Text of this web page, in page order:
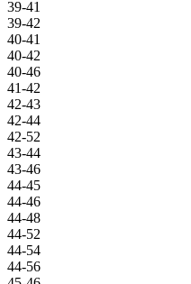
39-41
39-42
40-41
40-42
40-46
41-42
42-43
42-44
42-52
43-44
43-46
44-45
44-46
44-48
44-52
44-54
44-56